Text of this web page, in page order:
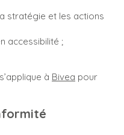
stratégie et les actions
accessibilité ;
à Bivea pour